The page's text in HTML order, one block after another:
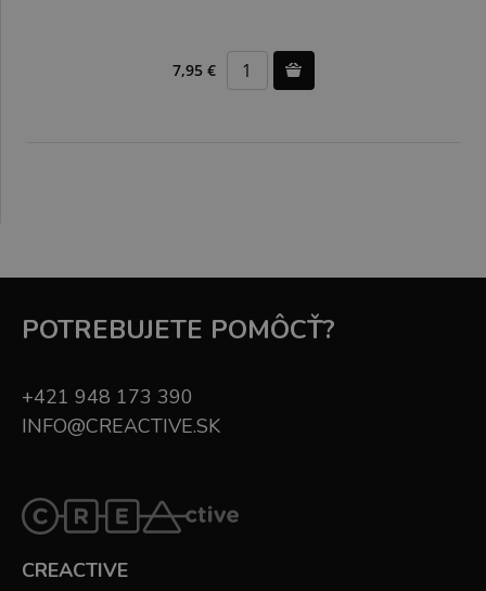
7,95 €
POTREBUJETE POMÔCŤ?
+421 948 173 390
INFO@CREACTIVE.SK
CREACTIVE